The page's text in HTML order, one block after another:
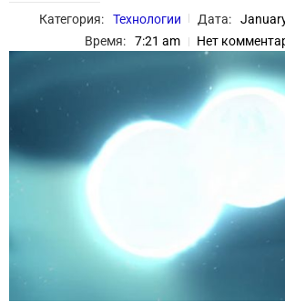
Категория: Технологии Дата:
Время:
7:21 am Нет